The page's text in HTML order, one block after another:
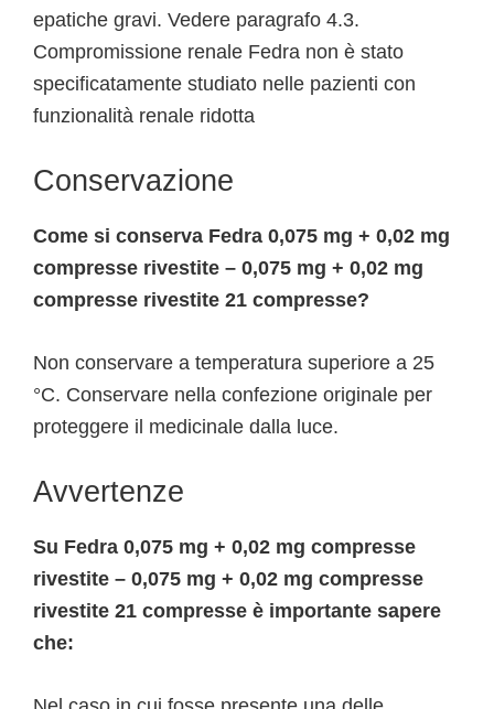
epatiche gravi. Vedere paragrafo 4.3.
Compromissione renale Fedra non è stato
specificatamente studiato nelle pazienti con
funzionalità renale ridotta
Conservazione
Come si conserva Fedra 0,075 mg + 0,02 mg
compresse rivestite – 0,075 mg + 0,02 mg
compresse rivestite 21 compresse?
Non conservare a temperatura superiore a 25
°C. Conservare nella confezione originale per
proteggere il medicinale dalla luce.
Avvertenze
Su Fedra 0,075 mg + 0,02 mg compresse
rivestite – 0,075 mg + 0,02 mg compresse
rivestite 21 compresse è importante sapere
che: